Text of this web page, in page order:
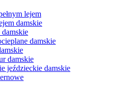
lejem
damskie
damskie
damskie
jeździeckie damskie